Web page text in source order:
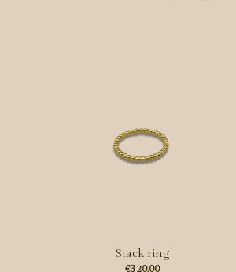
Stack ring
€320,00